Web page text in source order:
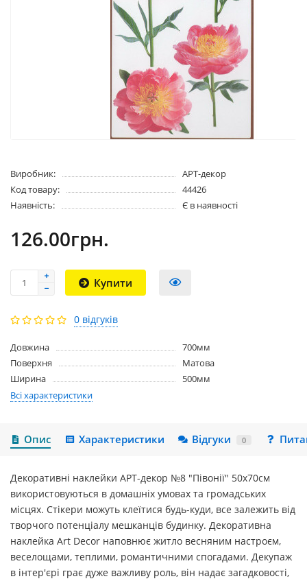
Виробник:
АРТ-декор
Код товару:
44426
Наявність:
Є в наявності
126.00грн.
Купити
0 відгуків
Довжина
700мм
Поверхня
Матова
Ширина
500мм
Всі характеристики
Опис Характеристики Відгуки 0
Декоративні наклейки АРТ-декор №8 "Півонії" 50x70см
використовуються в домашніх умовах та громадських
місцях. Стікери можуть клеїтися будь-куди, все залежить від
творчого потенціалу мешканців будинку. Декоративна
наклейка Art Decor наповнює житло весняним настроєм,
веселощами, теплими, романтичними спогадами. Декупаж
в інтер'єрі грає дуже важливу роль, він надає загадковості,